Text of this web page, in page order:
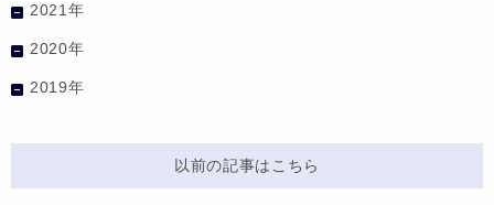
2021年
2020年
2019年
以前の記事はこちら